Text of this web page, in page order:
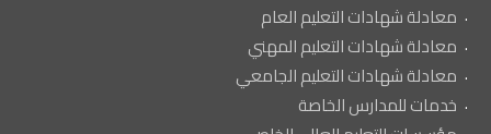
معادلة شهادات التعليم العام
معادلة شهادات التعليم المهني
معادلة شهادات التعليم الجامعي
خدمات للمدارس الخاصة